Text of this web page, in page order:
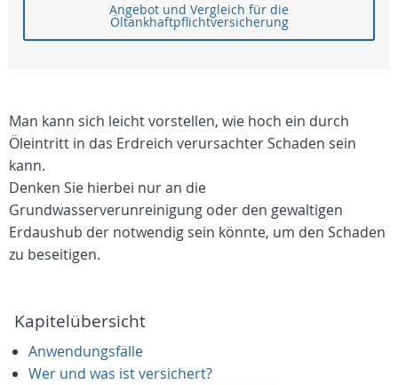
Angebot und Vergleich für die
Öltankhaftpflichtversicherung
Man kann sich leicht vorstellen, wie hoch ein durch
Öleintritt in das Erdreich verursachter Schaden sein
kann.
Denken Sie hierbei nur an die
Grundwasserverunreinigung oder den gewaltigen
Erdaushub der notwendig sein könnte, um den Schaden
zu beseitigen.
Kapitelübersicht
Anwendungsfälle
Wer und was ist versichert?